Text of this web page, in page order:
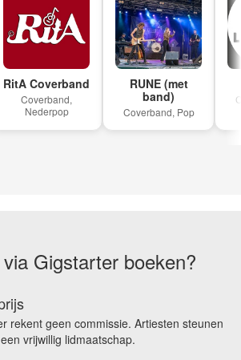
RitA Coverband
Coverband,
Nederpop
RUNE (met
band)
Coverband, Pop
Gigstarter boeken?
rekent geen commissie. Artiesten steunen
vrijwillig lidmaatschap.